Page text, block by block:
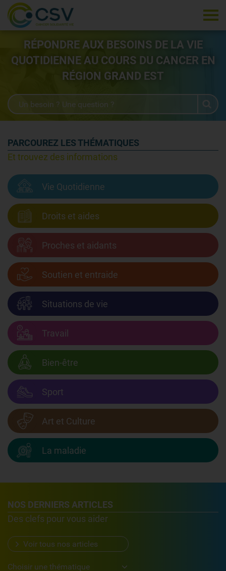
RÉPONDRE AUX BESOINS DE LA VIE
QUOTIDIENNE AU COURS DU CANCER EN
RÉGION GRAND EST
PARCOUREZ LES THÉMATIQUES
Et trouvez des informations
Vie Quotidienne
Droits et aides
Proches et aidants
Soutien et entraide
Situations de vie
Travail
Bien-être
Sport
Art et Culture
La maladie
NOS DERNIERS ARTICLES
Des clefs pour vous aider
Voir tous nos articles